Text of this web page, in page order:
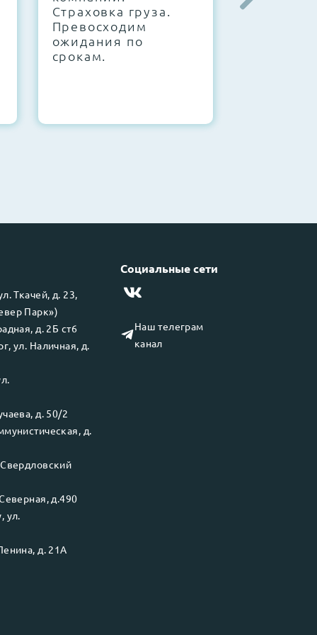
Страховка груза.
Превосходим
ожидания по
срокам.
Ткачей, д. 23,
Парк»)
д. 2Б ст6
, ул. Наличная, д.
д. 50/2
д.
Свердловский
д.490
, ул.
д. 21А
Социальные сети
Наш телеграм
канал